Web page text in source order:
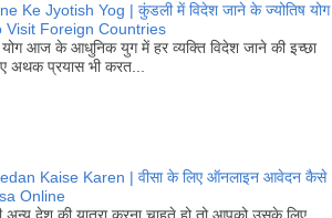
Ke Jyotish Yog | कुंडली में विदेश जाने के ज्योतिष योग
Visit Foreign Countries
आज के आधुनिक युग में हर व्यक्ति विदेश जाने की इच्छा
अथक प्रयास भी करत...
Kaise Karen | वीसा के लिए ऑनलाइन आवेदन कैसे
Online